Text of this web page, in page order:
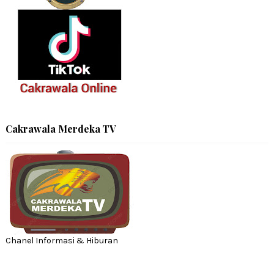
Cakrawala Merdeka TV
Chanel Informasi & Hiburan